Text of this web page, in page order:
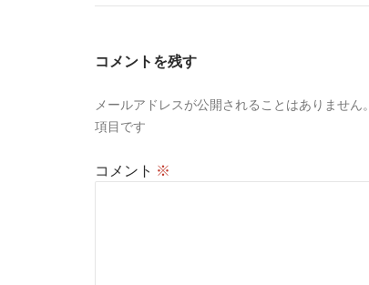
ゲ
ョ
コメントを残す
メールアドレスが公開されることはありません。
項目です
コメント ※